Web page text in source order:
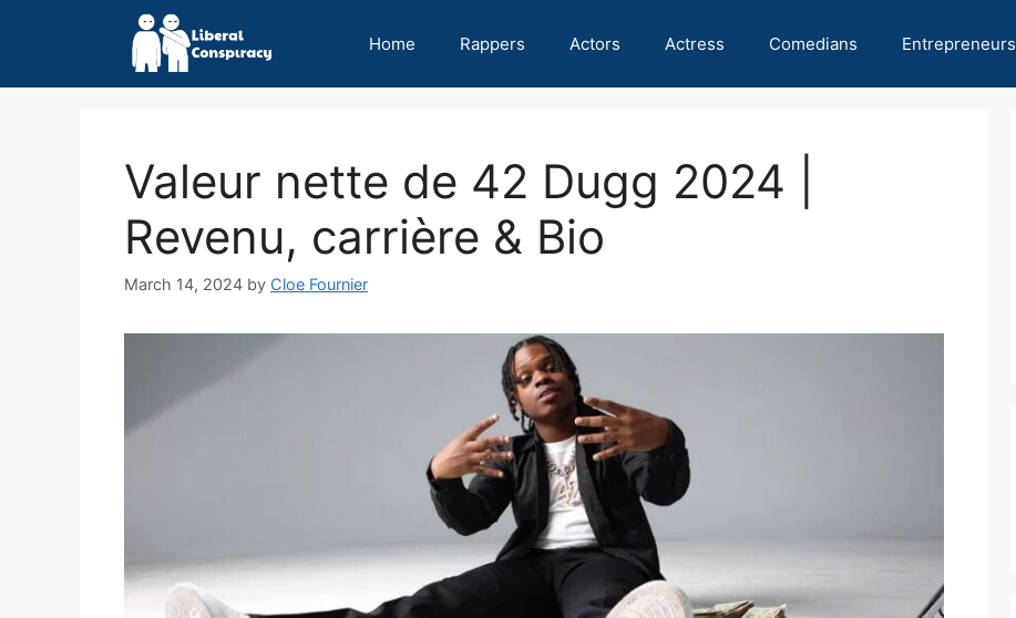
Home Rappers Actors Actress Comedians Entrepreneurs
Valeur nette de 42 Dugg 2024 |
Revenu, carrière & Bio
March 14, 2024 by Cloe Fournier